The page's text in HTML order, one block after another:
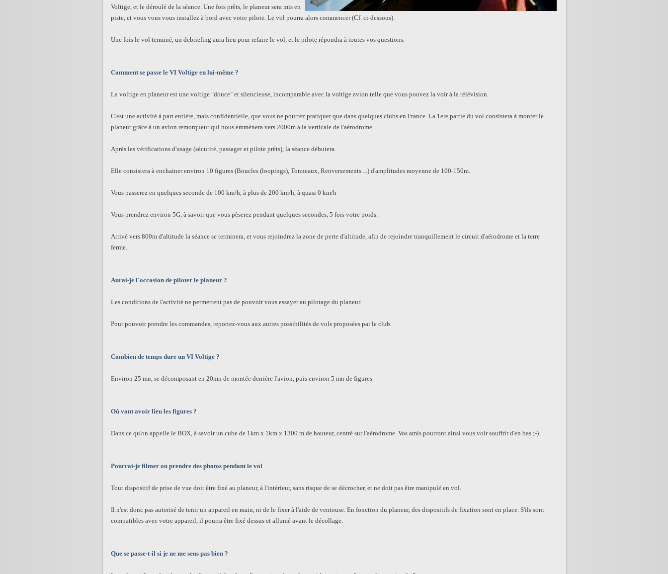
Voltige, et le déroulé de la séance. Une fois prêts, le planeur sera mis en
piste, et vous vous vous installez à bord avec votre pilote. Le vol pourra alors commencer (Cf. ci-dessous).
Une fois le vol terminé, un debriefing aura lieu pour refaire le vol, et le pilote répondra à toutes vos questions.
Comment se passe le VI Voltige en lui-même ?
La voltige en planeur est une voltige "douce" et silencieuse, incomparable avec la voltige avion telle que vous pouvez la voir à la télévision.
C'est une activité à part entière, mais confidentielle, que vous ne pourrez pratiquer que dans quelques clubs en France. La 1ere partie du vol consistera à monter le
planeur grâce à un avion remorqueur qui nous emmènera vers 2000m à la verticale de l'aérodrome.
Après les vérifications d'usage (sécurité, passager et pilote prêts), la séance débutera.
Elle consistera à enchainer environ 10 figures (Boucles (loopings), Tonneaux, Renversements ...) d'amplitudes moyenne de 100-150m.
Vous passerez en quelques seconde de 100 km/h, à plus de 200 km/h, à quasi 0 km/h
Vous prendrez environ 5G, à savoir que vous pèserez pendant quelques secondes, 5 fois votre poids.
Arrivé vers 800m d'altitude la séance se terminera, et vous rejoindrez la zone de perte d'altitude, afin de rejoindre tranquillement le circuit d'aérodrome et la terre
ferme.
Aurai-je l'occasion de piloter le planeur ?
Les conditions de l'activité ne permettent pas de pouvoir vous essayer au pilotage du planeur.
Pour pouvoir prendre les commandes, reportez-vous aux autres possibilités de vols proposées par le club.
Combien de temps dure un VI Voltige ?
Environ 25 mn, se décomposant en 20mn de montée derrière l'avion, puis environ 5 mn de figures
Où vont avoir lieu les figures ?
Dans ce qu'on appelle le BOX, à savoir un cube de 1km x 1km x 1300 m de hauteur, centré sur l'aérodrome. Vos amis pourront ainsi vous voir souffrir d'en bas ;-)
Pourrai-je filmer ou prendre des photos pendant le vol
Tout dispositif de prise de vue doit être fixé au planeur, à l'intérieur, sans risque de se décrocher, et ne doit pas être manipulé en vol.
Il n'est donc pas autorisé de tenir un appareil en main, ni de le fixer à l'aide de ventouse. En fonction du planeur, des dispositifs de fixation sont en place. S'ils sont
compatibles avec votre appareil, il pourra être fixé dessus et allumé avant le décollage.
Que se passe-t-il si je ne me sens pas bien ?